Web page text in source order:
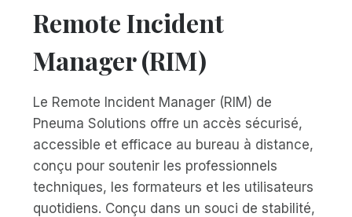
Remote Incident
Manager (RIM)
Le Remote Incident Manager (RIM) de
Pneuma Solutions offre un accès sécurisé,
accessible et efficace au bureau à distance,
conçu pour soutenir les professionnels
techniques, les formateurs et les utilisateurs
quotidiens. Conçu dans un souci de stabilité,